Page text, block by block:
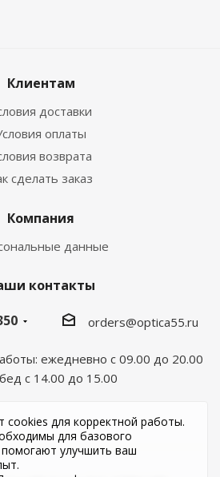
Клиентам
доставки
оплаты
возврата
сделать заказ
Компания
данные
контакты
orders@optica55.ru
ежедневно с 09.00 до 20.00
с 14.00 до 15.00
cookies для корректной работы.
для базового
улучшить ваш